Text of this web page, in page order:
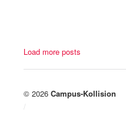
Load more posts
© 2026 Campus-Kollision
/